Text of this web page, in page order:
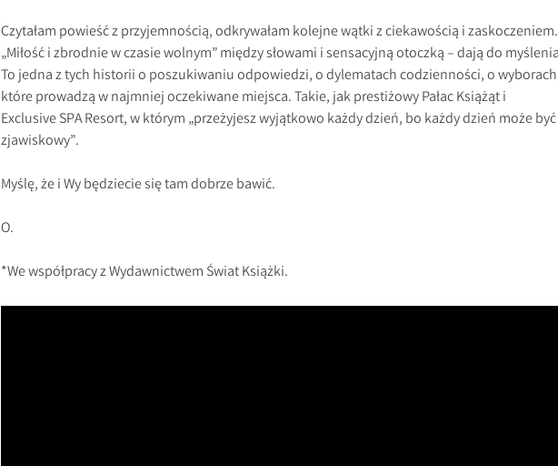
Czytałam powieść z przyjemnością, odkrywałam kolejne wątki z ciekawością i zaskoczeniem.
„Miłość i zbrodnie w czasie wolnym” między słowami i sensacyjną otoczką – dają do
To jedna z tych historii o poszukiwaniu odpowiedzi, o dylematach codzienności, o
które prowadzą w najmniej oczekiwane miejsca. Takie, jak prestiżowy Pałac Książąt i
Exclusive SPA Resort, w którym „przeżyjesz wyjątkowo każdy dzień, bo każdy dzień może być
zjawiskowy”.
Myślę, że i Wy będziecie się tam dobrze bawić.
O.
*We współpracy z Wydawnictwem Świat Książki.